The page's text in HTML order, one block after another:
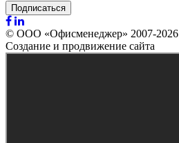
Подписаться
© ООО «Офисменеджер» 2007-2026
Создание и продвижение сайта